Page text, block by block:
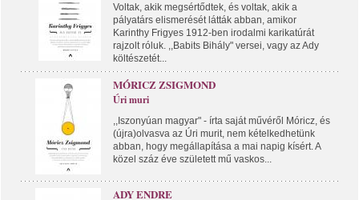
Voltak, akik megsértődtek, és voltak, akik a
pályatárs elismerését látták abban, amikor
Karinthy Frigyes 1912-ben irodalmi karikatúrát
rajzolt róluk. ,,Babits Bihály" versei, vagy az Ady
költészetét...
MÓRICZ ZSIGMOND
Úri muri
,,Iszonyúan magyar" - írta saját művéről Móricz, és
(újra)olvasva az Úri murit, nem kételkedhetünk
abban, hogy megállapítása a mai napig kísért. A
közel száz éve született mű vaskos...
ADY ENDRE